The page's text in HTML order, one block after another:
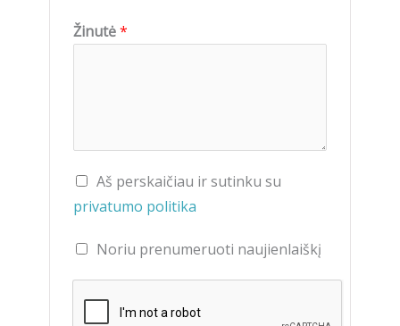
Žinutė*
Aš perskaičiau ir sutinku su
privatumo politika
Noriu prenumeruoti naujienlaiškį